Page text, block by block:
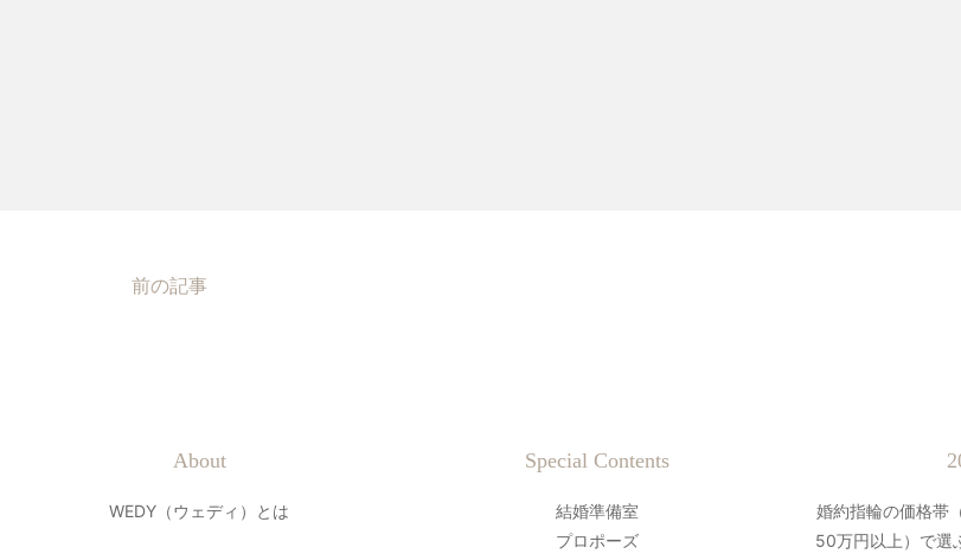
前の記事
About
WEDY（ウェディ）とは
Special Contents
結婚準備室
プロポーズ
婚約指輪の価格帯
50万円以上）で選